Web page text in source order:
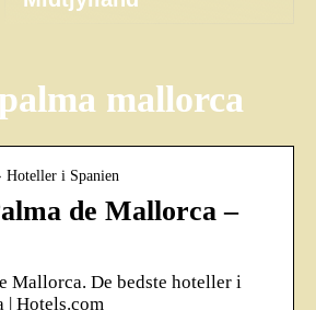
mallorca
Hoteller i Spanien
de Mallorca –
Mallorca. De bedste hoteller i
| Hotels.com